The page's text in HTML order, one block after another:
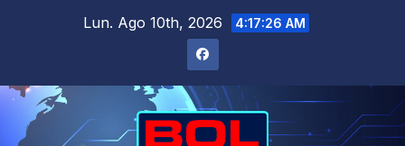
Lun. Ago 10th, 2026 4:17:26 AM